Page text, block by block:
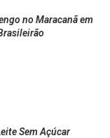
no Maracanã em
Sem Açúcar